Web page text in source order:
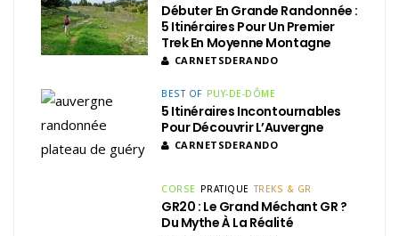
Débuter En Grande Randonnée :
5 Itinéraires Pour Un Premier
Trek En Moyenne Montagne
CARNETSDERANDO
BEST OF PUY-DE-DÔME
5 Itinéraires Incontournables
Pour Découvrir L’Auvergne
CARNETSDERANDO
CORSE PRATIQUE TREKS & GR
GR20 : Le Grand Méchant GR ?
Du Mythe À La Réalité